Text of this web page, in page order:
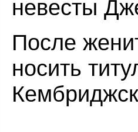
невесты
После
носить